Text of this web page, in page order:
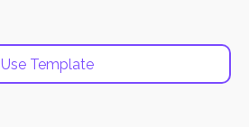
Use Template